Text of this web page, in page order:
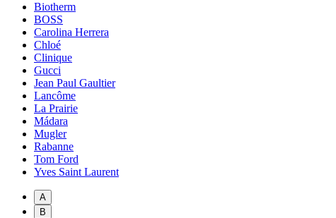
Biotherm
BOSS
Carolina Herrera
Chloé
Clinique
Gucci
Jean Paul Gaultier
Lancôme
La Prairie
Mádara
Mugler
Rabanne
Tom Ford
Yves Saint Laurent
A
B